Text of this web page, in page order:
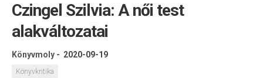
Kapcsolat
Olvasó sarok
Könyveim
Rólam
Czingel Szilvia: A ​női test
alakváltozatai
Könyvmoly - 2020-09-19
Könyvkritika